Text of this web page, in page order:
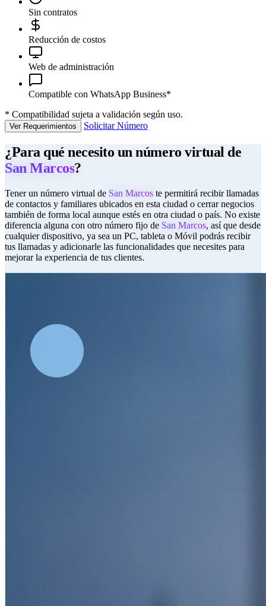
Sin contratos
Reducción de costos
Web de administración
Compatible con WhatsApp Business*
* Compatibilidad sujeta a validación según uso.
Ver Requerimientos Solicitar Número
¿Para qué necesito un número virtual de
San Marcos?
Tener un número virtual de San Marcos te permitirá recibir llamadas
de contactos y familiares ubicados en esta ciudad o cerrar negocios
también de forma local aunque estés en otra ciudad o país. No existe
diferencia alguna con otro número fijo de San Marcos, así que desde
cualquier dispositivo, ya sea un PC, tableta o Móvil podrás recibir
tus llamadas y adicionarle las funcionalidades que necesites para
mejorar la experiencia de tus clientes.